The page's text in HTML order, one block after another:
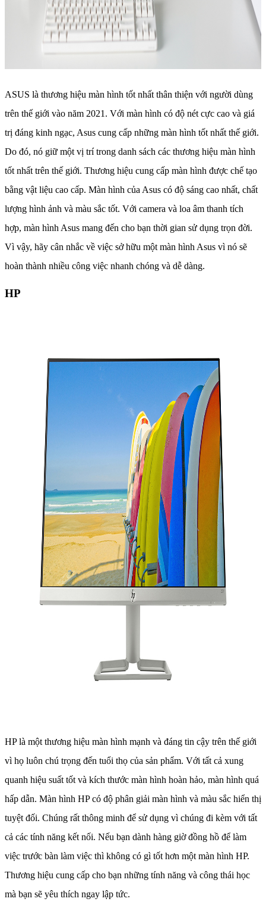
ASUS là thương hiệu màn hình tốt nhất thân thiện với người dùng
trên thế giới vào năm 2021. Với màn hình có độ nét cực cao và giá
trị đáng kinh ngạc, Asus cung cấp những màn hình tốt nhất thế giới.
Do đó, nó giữ một vị trí trong danh sách các thương hiệu màn hình
tốt nhất trên thế giới. Thương hiệu cung cấp màn hình được chế tạo
bằng vật liệu cao cấp. Màn hình của Asus có độ sáng cao nhất, chất
lượng hình ảnh và màu sắc tốt. Với camera và loa âm thanh tích
hợp, màn hình Asus mang đến cho bạn thời gian sử dụng trọn đời.
Vì vậy, hãy cân nhắc về việc sở hữu một màn hình Asus vì nó sẽ
hoàn thành nhiều công việc nhanh chóng và dễ dàng.
HP
HP là một thương hiệu màn hình mạnh và đáng tin cậy trên thế giới
vì họ luôn chú trọng đến tuổi thọ của sản phẩm. Với tất cả xung
quanh hiệu suất tốt và kích thước màn hình hoàn hảo, màn hình quá
hấp dẫn. Màn hình HP có độ phân giải màn hình và màu sắc hiển thị
tuyệt đối. Chúng rất thông minh để sử dụng vì chúng đi kèm với tất
cả các tính năng kết nối. Nếu bạn dành hàng giờ đồng hồ để làm
việc trước bàn làm việc thì không có gì tốt hơn một màn hình HP.
Thương hiệu cung cấp cho bạn những tính năng và công thái học
mà bạn sẽ yêu thích ngay lập tức.